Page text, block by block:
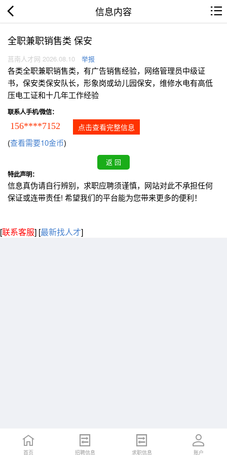
信息内容
全职兼职销售类 保安
莒南人才网 2026.08.10 举报
各类全职兼职销售类，有广告销售经验，网络管理员中级证
书，保安类保安队长，形象岗或幼儿园保安，维修水电有高低
压电工证和十几年工作经验
联系人手机/微信：
156****7152 点击查看完整信息
(查看需要10金币)
特此声明：
信息真伪请自行辨别，求职应聘须谨慎，网站对此不承担任何
保证或连带责任! 希望我们的平台能为您带来更多的便利！
[联系客服] [最新找人才]
首页 招聘信息 求职信息 账户